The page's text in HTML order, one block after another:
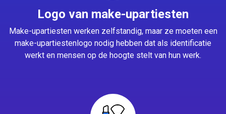
Logo van make-upartiesten
Make-upartiesten werken zelfstandig, maar ze moeten een
make-upartiestenlogo nodig hebben dat als identificatie
werkt en mensen op de hoogte stelt van hun werk.